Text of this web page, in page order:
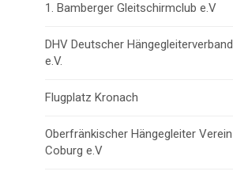
1. Bamberger Gleitschirmclub e.V
DHV Deutscher Hängegleiterverband
e.V.
Flugplatz Kronach
Oberfränkischer Hängegleiter Verein
Coburg e.V